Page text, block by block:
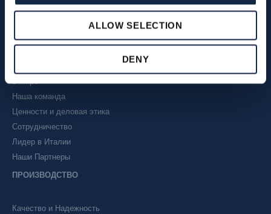
ALLOW SELECTION
DENY
В мире
Наша команда
Ценности и деловая этика
Сотрудничество
Лидер в Италии
Наши Партнеры
ПРОИЗВОДСТВО
Качество и Надежность